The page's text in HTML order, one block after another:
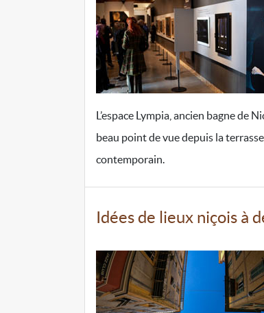
L’espace Lympia, ancien bagne de
beau point de vue depuis la
contemporain.
Idées de lieux niçois à